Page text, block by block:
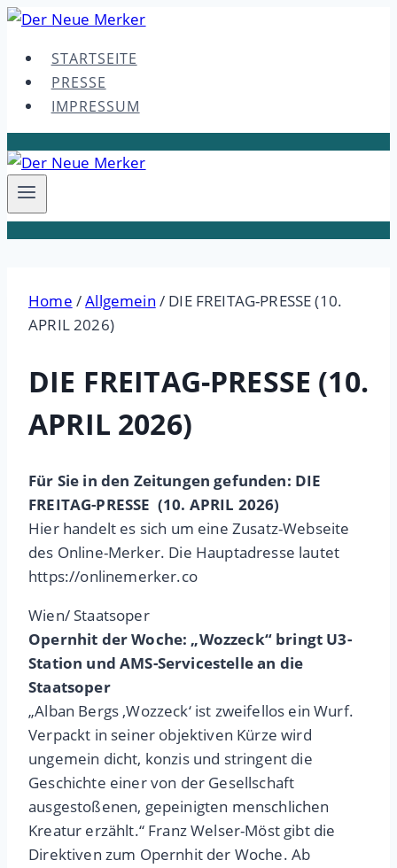
Skip
contentSTARTSEITE
PRESSE
IMPRESSUM
Home /Allgemein / DIE FREITAG-PRESSE (10.
APRIL 2026)
DIE FREITAG-PRESSE (10.
APRIL 2026)
Für Sie in den Zeitungen gefunden: DIE
FREITAG-PRESSE (10. APRIL 2026)
Hier handelt es sich um eine Zusatz-Webseite
des Online-Merker. Die Hauptadresse lautet
https://onlinemerker.co
Wien/ Staatsoper
Opernhit der Woche: „Wozzeck“ bringt U3-
Station und AMS-Servicestelle an die
Staatsoper
„Alban Bergs ‚Wozzeck‘ ist zweifellos ein Wurf.
Verpackt in seiner objektiven Kürze wird
ungemein dicht, konzis und stringent die
Geschichte einer von der Gesellschaft
ausgestoßenen, gepeinigten menschlichen
Kreatur erzählt.“ Franz Welser-Möst gibt die
Direktiven zum Opernhit der Woche. Ab